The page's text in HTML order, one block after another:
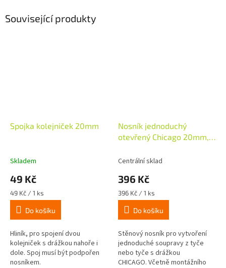
Související produkty
Spojka kolejniček 20mm
Skladem
49 Kč
Měrná
cena:
49 Kč / 1 ks
Do košíku
Hliník, pro spojení dvou
kolejniček s drážkou nahoře i
dole. Spoj musí být podpořen
nosníkem.
Nosník jednoduchý
otevřený Chicago 20mm,
Centrální sklad
396 Kč
Měrná
cena:
396 Kč / 1 ks
Do košíku
Stěnový nosník pro vytvoření
jednoduché soupravy z tyče
nebo tyče s drážkou
CHICAGO. Včetně montážního